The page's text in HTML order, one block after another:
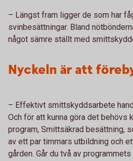
– Längst fram ligger de som har
svinbesättningar. Bland
något sämre ställt med
Nyckeln är att
– Effektivt smittskyddsarbete
Och för att kunna göra det behövs
program, Smittsäkrad besättning,
av ett par timmars utbildning och
gården. Går du två av